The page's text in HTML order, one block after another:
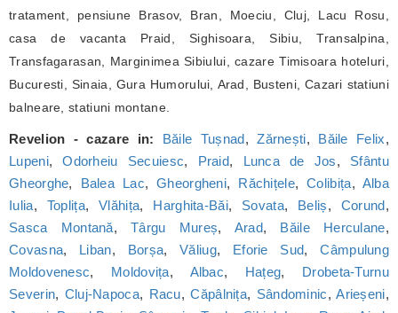
tratament, pensiune Brasov, Bran, Moeciu, Cluj, Lacu Rosu,
casa de vacanta Praid, Sighisoara, Sibiu, Transalpina,
Transfagarasan, Marginimea Sibiului, cazare Timisoara hoteluri,
Bucuresti, Sinaia, Gura Humorului, Arad, Busteni, Cazari statiuni
balneare, statiuni montane.
Revelion - cazare in: Băile Tușnad,Zărnești, Băile Felix,
Lupeni,Odorheiu Secuiesc, Praid, Lunca de Jos, Sfântu
Gheorghe, Balea Lac,Gheorgheni, Răchițele,Colibița, Alba
Iulia, Toplița,Vlăhița, Harghita-Băi, Sovata, Beliș, Corund,
Sasca Montană,Târgu Mureș, Arad, Băile Herculane,
Covasna, Liban, Borșa,Văliug, Eforie Sud,Câmpulung
Moldovenesc, Moldovița, Albac, Hațeg, Drobeta-Turnu
Severin, Cluj-Napoca, Racu,Căpâlnița, Sândominic,Arieșeni,